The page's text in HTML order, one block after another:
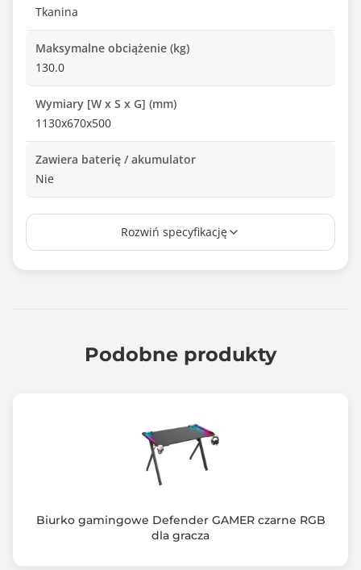
Tkanina
Maksymalne obciążenie (kg)
130.0
Wymiary [W x S x G] (mm)
1130x670x500
Zawiera baterię / akumulator
Nie
Informacje dodatkowe
poduszka lędźwiowa, poduszka pod kark,regulowane
oparcie
Rozwiń specyfikację
Podobne produkty
Biurko gamingowe Defender GAMER czarne RGB
dla gracza